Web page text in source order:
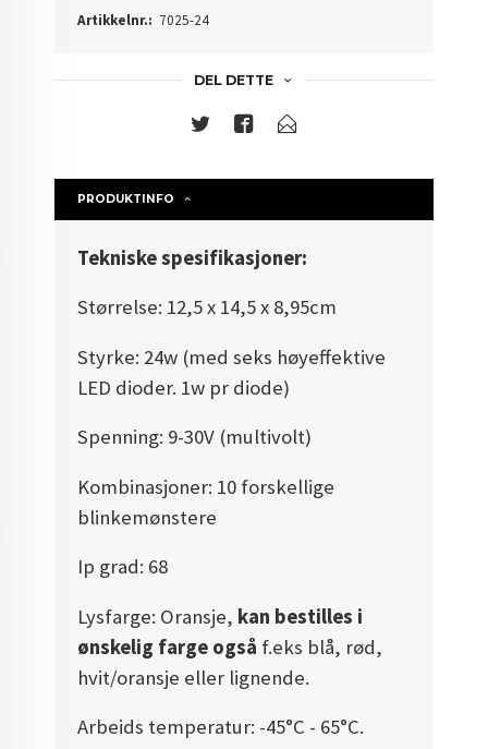
Artikkelnr.: 7025-24
DEL DETTE
PRODUKTINFO
Tekniske spesifikasjoner:
Størrelse: 12,5 x 14,5 x 8,95cm
Styrke: 24w (med seks høyeffektive
LED dioder. 1w pr diode)
Spenning: 9-30V (multivolt)
Kombinasjoner: 10 forskellige
blinkemønstere
Ip grad: 68
Lysfarge: Oransje, kan bestilles i
ønskelig farge også f.eks blå, rød,
hvit/oransje eller lignende.
Arbeids temperatur: -45°C - 65°C.